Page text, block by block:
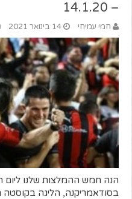
– 14.1.20
חמי עמיחי 14 בינואר 2021
הנה חמש ההמלצות שלנו ליום
בסודאמריקנה, הליגה בקוסטה